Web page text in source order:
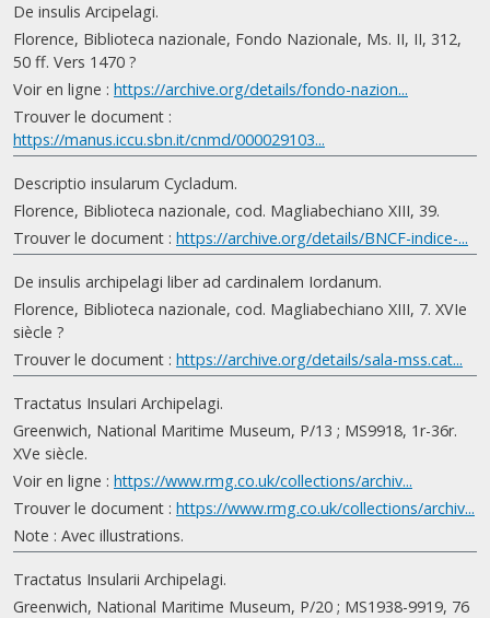
De insulis Arcipelagi.
Florence, Biblioteca nazionale, Fondo Nazionale, Ms. II, II, 312,
50 ff. Vers 1470 ?
Voir en ligne : https://archive.org/details/fondo-nazion...
Trouver le document :
https://manus.iccu.sbn.it/cnmd/000029103...
Descriptio insularum Cycladum.
Florence, Biblioteca nazionale, cod. Magliabechiano XIII, 39.
Trouver le document : https://archive.org/details/BNCF-indice-...
De insulis archipelagi liber ad cardinalem Iordanum.
Florence, Biblioteca nazionale, cod. Magliabechiano XIII, 7. XVIe
siècle ?
Trouver le document : https://archive.org/details/sala-mss.cat...
Tractatus Insulari Archipelagi.
Greenwich, National Maritime Museum, P/13 ; MS9918, 1r-36r.
XVe siècle.
Voir en ligne : https://www.rmg.co.uk/collections/archiv...
Trouver le document : https://www.rmg.co.uk/collections/archiv...
Note : Avec illustrations.
Tractatus Insularii Archipelagi.
Greenwich, National Maritime Museum, P/20 ; MS1938-9919, 76